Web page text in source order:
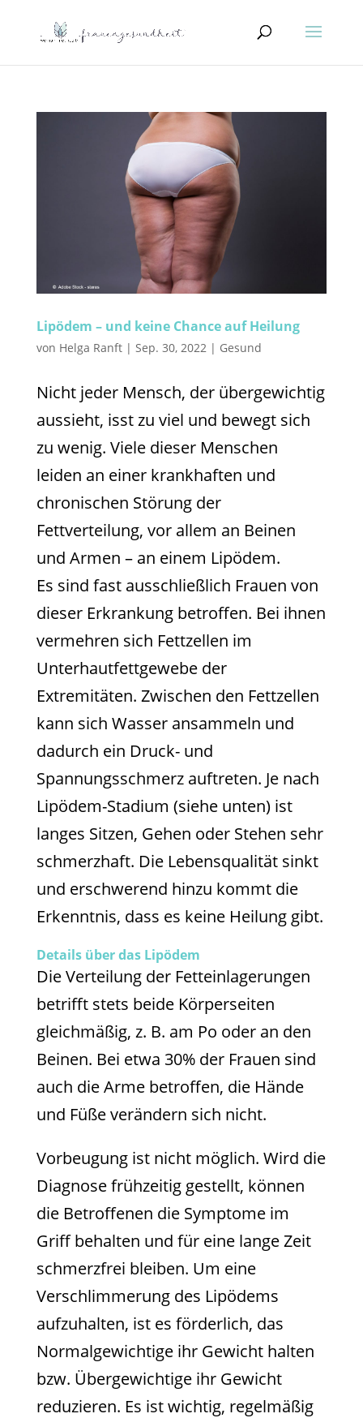
Lipödem – und keine Chance auf Heilung
von Helga Ranft| Sep. 30, 2022| Gesund
Nicht jeder Mensch, der übergewichtig
aussieht, isst zu viel und bewegt sich
zu wenig. Viele dieser Menschen
leiden an einer krankhaften und
chronischen Störung der
Fettverteilung, vor allem an Beinen
und Armen – an einem Lipödem.
Es sind fast ausschließlich Frauen von
dieser Erkrankung betroffen. Bei ihnen
vermehren sich Fettzellen im
Unterhautfettgewebe der
Extremitäten. Zwischen den Fettzellen
kann sich Wasser ansammeln und
dadurch ein Druck- und
Spannungsschmerz auftreten. Je nach
Lipödem-Stadium (siehe unten) ist
langes Sitzen, Gehen oder Stehen sehr
schmerzhaft. Die Lebensqualität sinkt
und erschwerend hinzu kommt die
Erkenntnis, dass es keine Heilung gibt.
Details über das Lipödem
Die Verteilung der Fetteinlagerungen
betrifft stets beide Körperseiten
gleichmäßig, z. B. am Po oder an den
Beinen. Bei etwa 30% der Frauen sind
auch die Arme betroffen, die Hände
und Füße verändern sich nicht.
Vorbeugung ist nicht möglich. Wird die
Diagnose frühzeitig gestellt, können
die Betroffenen die Symptome im
Griff behalten und für eine lange Zeit
schmerzfrei bleiben. Um eine
Verschlimmerung des Lipödems
aufzuhalten, ist es förderlich, das
Normalgewichtige ihr Gewicht halten
bzw. Übergewichtige ihr Gewicht
reduzieren. Es ist wichtig, regelmäßig